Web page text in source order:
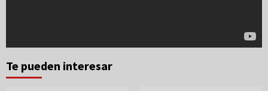
Te pueden interesar